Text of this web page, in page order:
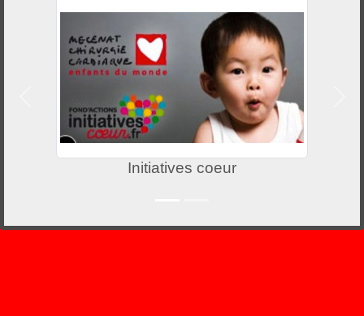
Initiatives coeur
Précedent